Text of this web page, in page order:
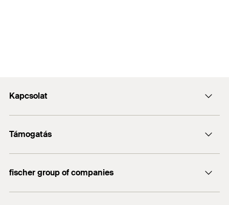
Kapcsolat
info@fischerhungary.hu
+36 1 347 9754
Támogatás
Műszaki dokumentumok letöltése
Profi App
fischer group of companies